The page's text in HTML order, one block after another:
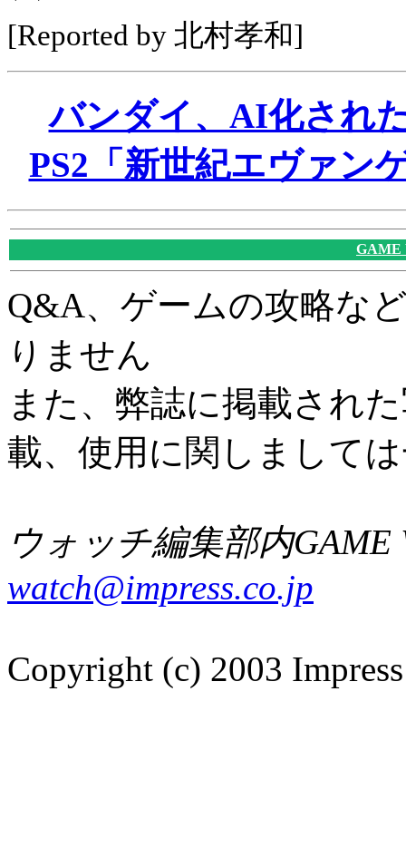
[Reported by 北村孝和]
バンダイ、AI化され
PS2「新世紀エヴァン
GAME
Q&A、ゲームの攻略な
りません
また、弊誌に掲載され
載、使用に関しまして
ウォッチ編集部内GAME
watch@impress.co.jp
Copyright (c) 2003